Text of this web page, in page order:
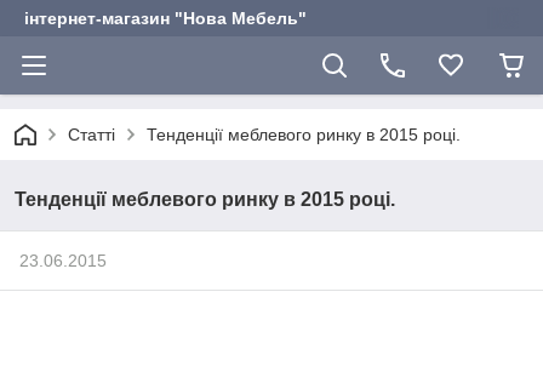
інтернет-магазин "Нова Мебель"
Статті Тенденції меблевого ринку в 2015 році.
Тенденції меблевого ринку в 2015 році.
23.06.2015